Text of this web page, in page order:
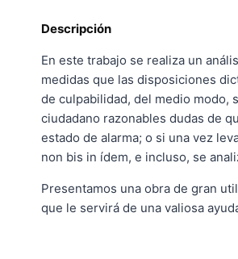
Descripción
En este trabajo se realiza un
medidas que las disposiciones
de culpabilidad, del medio modo,
ciudadano razonables dudas de
estado de alarma; o si una vez
non bis in ídem, e incluso, se
Presentamos una obra de gran
que le servirá de una valiosa